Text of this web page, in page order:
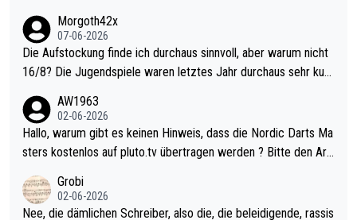
Morgoth42x
07-06-2026
Die Aufstockung finde ich durchaus sinnvoll, aber warum nicht
16/8? Die Jugendspiele waren letztes Jahr durchaus sehr kurz
Allerdings ist Mitchell Lawrie als Nummer 1 der Welt eh qualifi
ziert. Somit ändert die automatische Qualifikation des Weltmei
sters erstmal nichts. Ich denke sie wollen damit für nächstes J
ohl wenig WDF Turniere spielen. Dies war bei Archie Self letzt
es Jahr der Fall. Er musste als amtierender Weltmeister durch
AW1963
02-06-2026
Hallo, warum gibt es keinen Hinweis, dass die Nordic Darts Ma
sters kostenlos auf pluto.tv übertragen werden ? Bitte den Arti
Grobi
02-06-2026
Nee, die dämlichen Schreiber, also die, die beleidigende, rassis